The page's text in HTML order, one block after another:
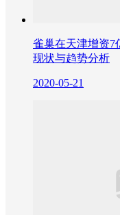
雀巢在天津增资7
现状与趋势分析
2020-05-21